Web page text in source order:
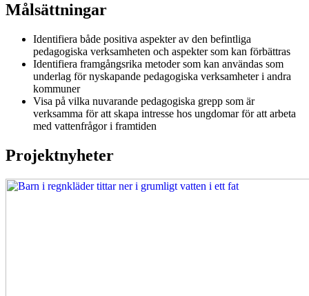
Målsättningar
Identifiera både positiva aspekter av den befintliga
pedagogiska verksamheten och aspekter som kan förbättras
Identifiera framgångsrika metoder som kan användas som
underlag för nyskapande pedagogiska verksamheter i andra
kommuner
Visa på vilka nuvarande pedagogiska grepp som är
verksamma för att skapa intresse hos ungdomar för att arbeta
med vattenfrågor i framtiden
Projektnyheter